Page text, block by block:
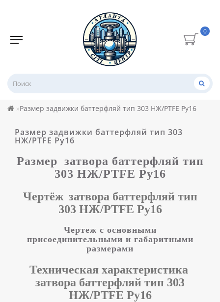
0
Размер задвижки баттерфляй тип 303 НЖ/PTFE Ру16
Размер задвижки баттерфляй тип 303
НЖ/PTFE Ру16
Размер затвора баттерфляй тип
303 НЖ/PTFE Ру16
Чертёж затвора баттерфляй тип
303 НЖ/PTFE Ру16
Чертеж с основными
присоединительными и габаритными
размерами
Техническая характеристика
затвора баттерфляй тип 303
НЖ/PTFE Ру16